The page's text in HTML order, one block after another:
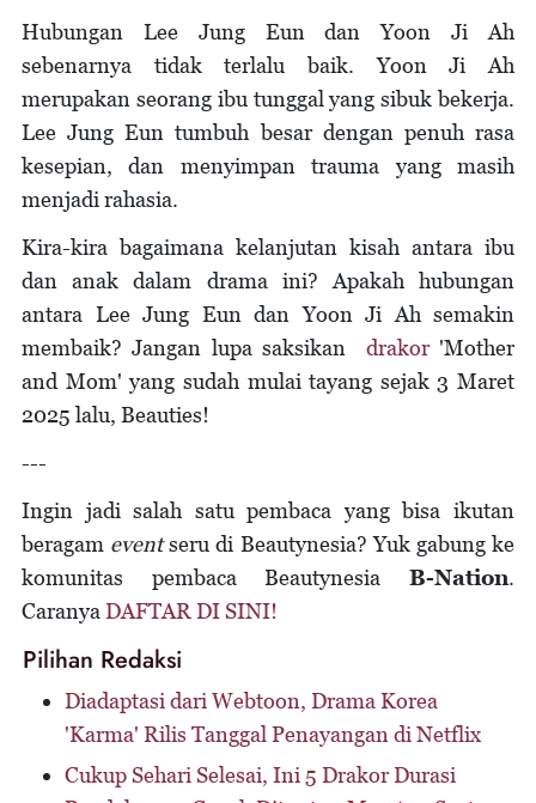
Hubungan Lee Jung Eun dan Yoon Ji Ah
sebenarnya tidak terlalu baik. Yoon Ji Ah
merupakan seorang ibu tunggal yang sibuk bekerja.
Lee Jung Eun tumbuh besar dengan penuh rasa
kesepian, dan menyimpan trauma yang masih
menjadi rahasia.
Kira-kira bagaimana kelanjutan kisah antara ibu
dan anak dalam drama ini? Apakah hubungan
antara Lee Jung Eun dan Yoon Ji Ah semakin
membaik? Jangan lupa saksikan drakor'Mother
and Mom' yang sudah mulai tayang sejak 3 Maret
2025 lalu, Beauties!
---
Ingin jadi salah satu pembaca yang bisa ikutan
beragam eventseru di Beautynesia? Yuk gabung ke
komunitas pembaca Beautynesia B-Nation.
Caranya DAFTAR DI SINI!
Pilihan Redaksi
Diadaptasi dari Webtoon, Drama Korea
'Karma' Rilis Tanggal Penayangan di Netflix
Cukup Sehari Selesai, Ini 5 Drakor Durasi